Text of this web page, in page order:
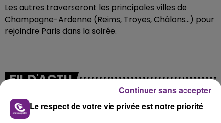
Les autres traverseront les principales villes de
Champagne-Ardenne (Reims, Troyes, Châlons...) pour
rejoindre Paris dans la soirée.
FIL D'ACTU
Le respect de votre vie privée est notre priorité
Continuer sans accepter